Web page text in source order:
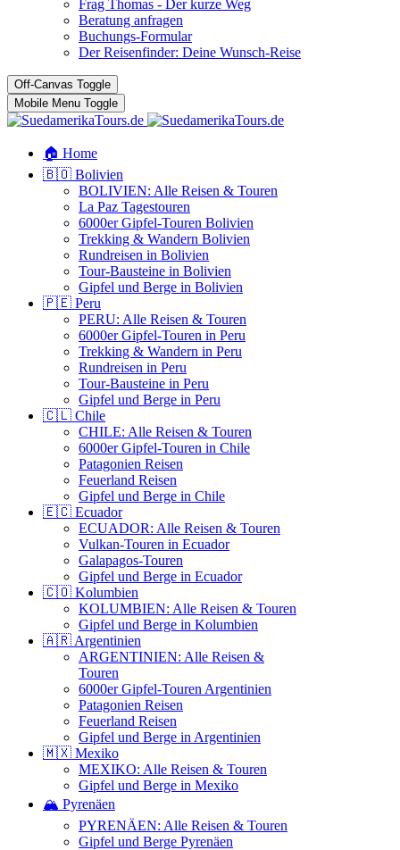
Frag Thomas - Der kurze Weg
Beratung anfragen
Buchungs-Formular
Der Reisenfinder: Deine Wunsch-Reise
Off-Canvas Toggle
Mobile Menu Toggle
🏠 Home
🇧🇴 Bolivien
BOLIVIEN: Alle Reisen & Touren
La Paz Tagestouren
6000er Gipfel-Touren Bolivien
Trekking & Wandern Bolivien
Rundreisen in Bolivien
Tour-Bausteine in Bolivien
Gipfel und Berge in Bolivien
🇵🇪 Peru
PERU: Alle Reisen & Touren
6000er Gipfel-Touren in Peru
Trekking & Wandern in Peru
Rundreisen in Peru
Tour-Bausteine in Peru
Gipfel und Berge in Peru
🇨🇱 Chile
CHILE: Alle Reisen & Touren
6000er Gipfel-Touren in Chile
Patagonien Reisen
Feuerland Reisen
Gipfel und Berge in Chile
🇪🇨 Ecuador
ECUADOR: Alle Reisen & Touren
Vulkan-Touren in Ecuador
Galapagos-Touren
Gipfel und Berge in Ecuador
🇨🇴 Kolumbien
KOLUMBIEN: Alle Reisen & Touren
Gipfel und Berge in Kolumbien
🇦🇷 Argentinien
ARGENTINIEN: Alle Reisen &
Touren
6000er Gipfel-Touren Argentinien
Patagonien Reisen
Feuerland Reisen
Gipfel und Berge in Argentinien
🇲🇽 Mexiko
MEXIKO: Alle Reisen & Touren
Gipfel und Berge in Mexiko
🏔️ Pyrenäen
PYRENÄEN: Alle Reisen & Touren
Gipfel und Berge Pyrenäen